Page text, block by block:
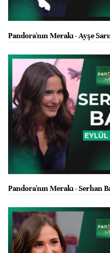
Pandora'nın Merakı - Ayşe
Pandora'nın Merakı - Serhan